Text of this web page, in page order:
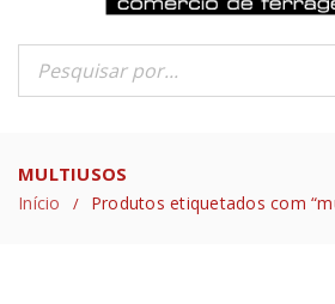
MULTIUSOS
Início / Produtos etiquetados com